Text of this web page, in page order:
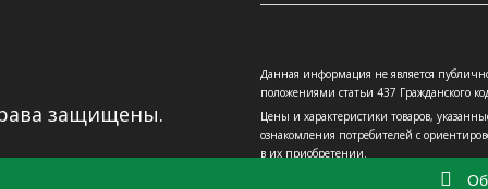
защищены.
Данная информация не является
положениями статьи 437 Гражданского
Цены и характеристики товаров,
ознакомления потребителей с
в их приобретении.